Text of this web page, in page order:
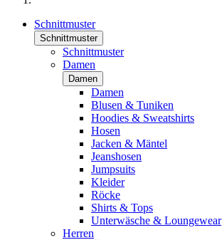
Schnittmuster
Schnittmuster
Schnittmuster
Damen
Damen
Damen
Blusen & Tuniken
Hoodies & Sweatshirts
Hosen
Jacken & Mäntel
Jeanshosen
Jumpsuits
Kleider
Röcke
Shirts & Tops
Unterwäsche & Loungewear
Herren